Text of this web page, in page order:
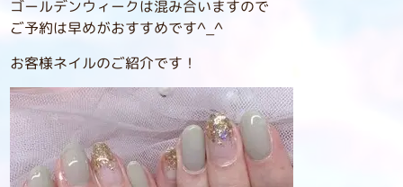
ゴールデンウィークは混み合いますので
ご予約は早めがおすすめです^_^
お客様ネイルのご紹介です！